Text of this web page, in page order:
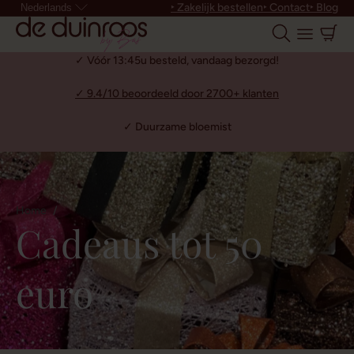
Nederlands ‣ Zakelijk bestellen‣ Contact‣ Blog
✓ Vóór 13:45u besteld, vandaag bezorgd!
✓ 9.4/10 beoordeeld door 2700+ klanten
✓ Duurzame bloemist
Home
Cadeaus tot 50
euro